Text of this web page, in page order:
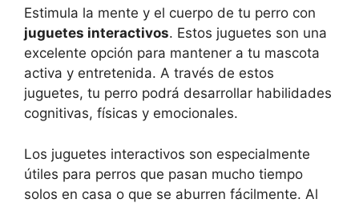
Estimula la mente y el cuerpo de tu perro con
juguetes interactivos. Estos juguetes son una
excelente opción para mantener a tu mascota
activa y entretenida. A través de estos
juguetes, tu perro podrá desarrollar habilidades
cognitivas, físicas y emocionales.
Los juguetes interactivos son especialmente
útiles para perros que pasan mucho tiempo
solos en casa o que se aburren fácilmente. Al